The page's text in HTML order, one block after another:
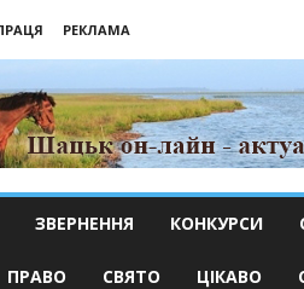
РЕКЛАМА
ЗВЕРНЕННЯ КОНКУРСИ
ПРАВО СВЯТО ЦІКАВО